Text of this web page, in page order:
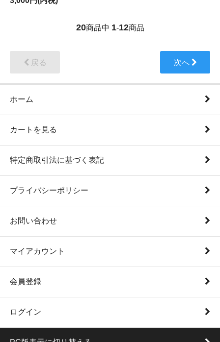
20商品中 1-12商品
戻る 次へ
ホーム
カートを見る
特定商取引法に基づく表記
プライバシーポリシー
お問い合わせ
マイアカウント
会員登録
ログイン